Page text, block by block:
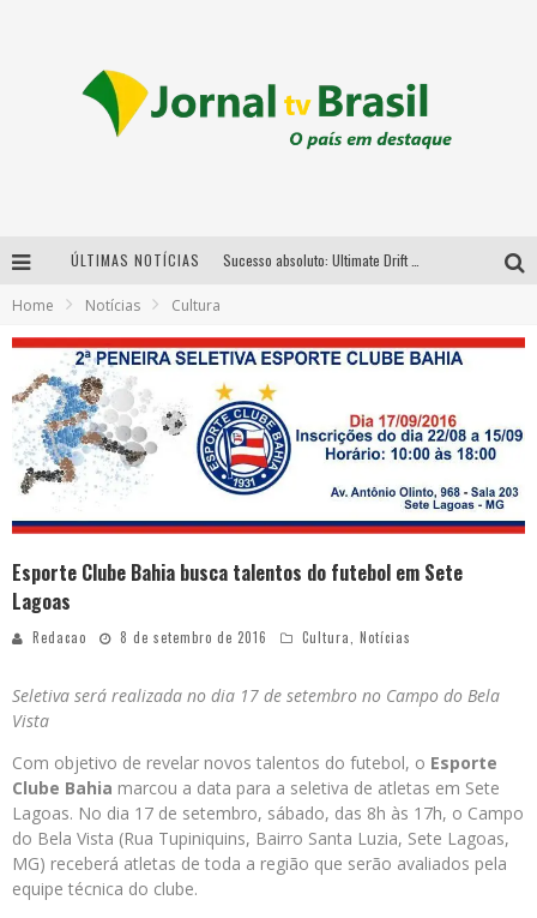
ÚLTIMAS NOTÍCIAS
Chega de mistério! Baianas Ozadas lança tema do carnaval de 2026 nesta terça-feira
Home Notícias Cultura
Esporte Clube Bahia busca talentos do futebol em Sete
Lagoas
Redacao 8 de setembro de 2016 Cultura, Notícias
Seletiva será realizada no dia 17 de setembro no Campo do Bela
Vista
Com objetivo de revelar novos talentos do futebol, o Esporte
Clube Bahia marcou a data para a seletiva de atletas em Sete
Lagoas. No dia 17 de setembro, sábado, das 8h às 17h, o Campo
do Bela Vista (Rua Tupiniquins, Bairro Santa Luzia, Sete Lagoas,
MG) receberá atletas de toda a região que serão avaliados pela
equipe técnica do clube.